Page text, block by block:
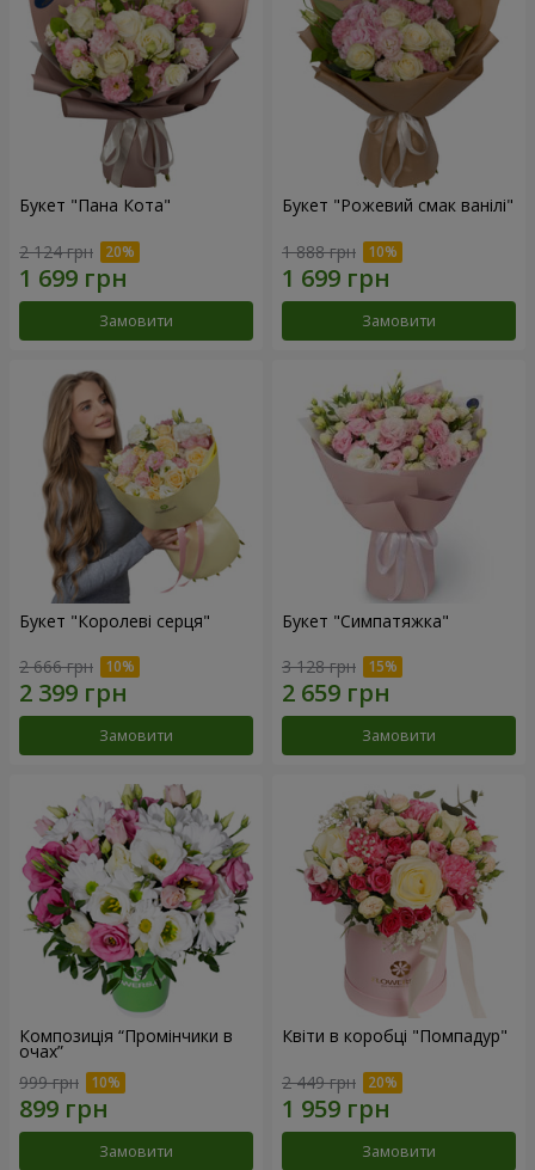
Букет "Пана Кота"
2 124 грн
Замовити
Букет "Рожевий смак ванілі"
1 888 грн
Замовити
Букет "Королеві серця"
2 666 грн
Замовити
Букет "Симпатяжка"
3 128 грн
Замовити
Композиція “Промінчики в
очах”
999 грн
Замовити
Квіти в коробці "Помпадур"
2 449 грн
Замовити